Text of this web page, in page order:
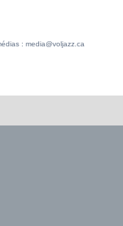
: media@voljazz.ca